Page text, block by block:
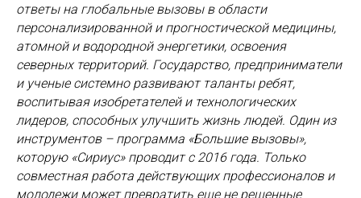
ответы на глобальные вызовы в области
персонализированной и прогностической медицины,
атомной и водородной энергетики, освоения
северных территорий. Государство, предприниматели
и ученые системно развивают таланты ребят,
воспитывая изобретателей и технологических
лидеров, способных улучшить жизнь людей. Один из
инструментов – программа «Большие вызовы»,
которую «Сириус» проводит с 2016 года. Только
совместная работа действующих профессионалов и
молодежи может превратить еще не решенные